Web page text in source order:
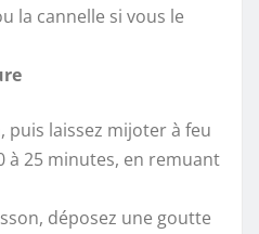
la cannelle si vous le
puis laissez mijoter à feu
à 25 minutes, en remuant
déposez une goutte